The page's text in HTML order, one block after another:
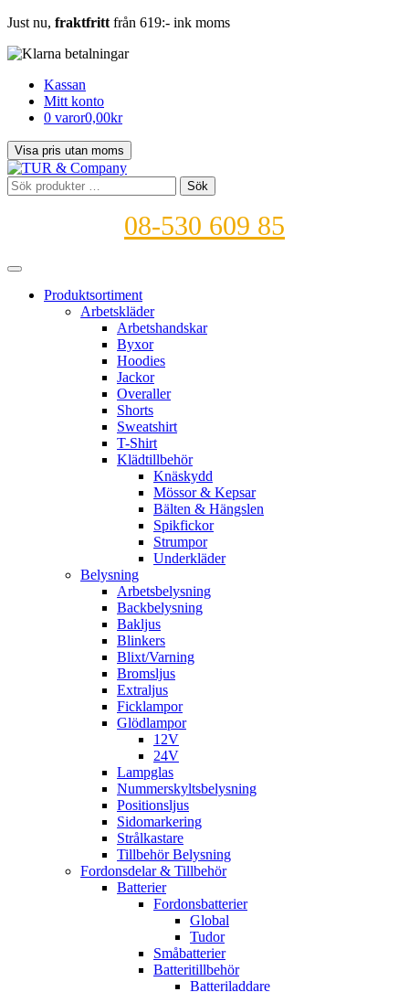
Just nu, fraktfritt från 619:- ink moms
Kassan
Mitt konto
0 varor0,00kr
Sök
efter:
Sök
08-530 609 85
Produktsortiment
Arbetskläder
Arbetshandskar
Byxor
Hoodies
Jackor
Overaller
Shorts
Sweatshirt
T-Shirt
Klädtillbehör
Knäskydd
Mössor & Kepsar
Bälten & Hängslen
Spikfickor
Strumpor
Underkläder
Belysning
Arbetsbelysning
Backbelysning
Bakljus
Blinkers
Blixt/Varning
Bromsljus
Extraljus
Ficklampor
Glödlampor
12V
24V
Lampglas
Nummerskyltsbelysning
Positionsljus
Sidomarkering
Strålkastare
Tillbehör Belysning
Fordonsdelar & Tillbehör
Batterier
Fordonsbatterier
Global
Tudor
Småbatterier
Batteritillbehör
Batteriladdare